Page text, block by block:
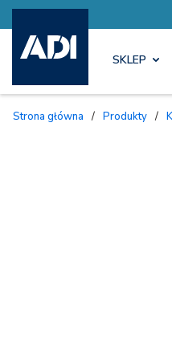
SKLEP
Strona główna / Produkty /